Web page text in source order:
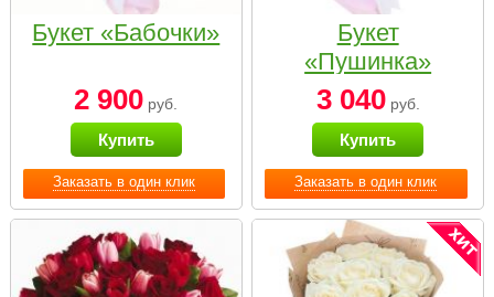
Заказать в один клик
Букет «Бабочки»
2 900 руб.
Купить
Заказать в один клик
Букет
«Пушинка»
3 040руб.
Купить